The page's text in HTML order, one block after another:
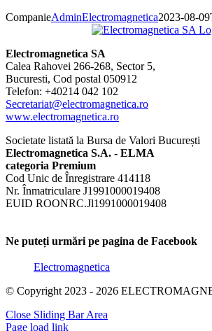
CompanieAdminElectromagnetica2023-08-
Electromagnetica SA
Calea Rahovei 266-268, Sector 5,
Bucuresti, Cod postal 050912
Telefon: +40214 042 102
Secretariat@electromagnetica.ro
www.electromagnetica.ro
Societate listată la Bursa de Valori București
Electromagnetica S.A. - ELMA
categoria Premium
Cod Unic de Înregistrare 414118
Nr. Înmatriculare J1991000019408
EUID ROONRC.Jl1991000019408
Ne puteți urmări pe pagina de Facebook
Electromagnetica
© Copyright 2023 - 2026
Close Sliding Bar Area
Page load link